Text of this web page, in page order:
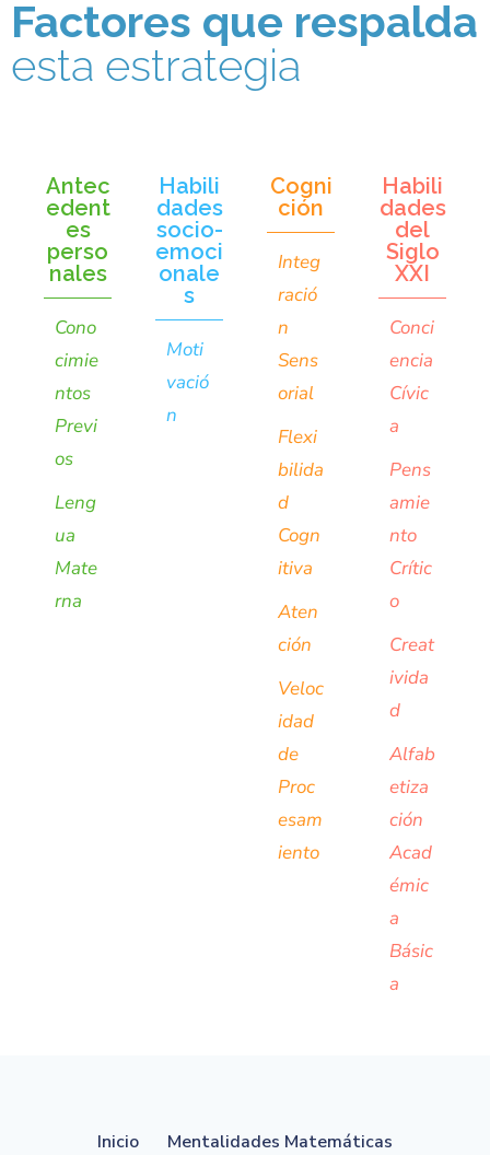
Factores que respalda
esta estrategia
Antec
edent
es
perso
nales
Cono
cimie
ntos
Previ
os
Leng
ua
Mate
rna
Habili
dades
socio-
emoci
onale
s
Moti
vació
n
Cogni
ción
Integ
ració
n
Sens
orial
Flexi
bilida
d
Cogn
itiva
Aten
ción
Veloc
idad
de
Proc
esam
iento
Habili
dades
del
Siglo
XXI
Conci
encia
Cívic
a
Pens
amie
nto
Crític
o
Creat
ivida
d
Alfab
etiza
ción
Acad
émic
a
Básic
a
Inicio Mentalidades Matemáticas